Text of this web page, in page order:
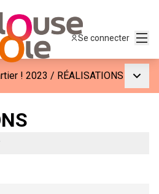
Se connecter
! 2023 / RÉALISATIONS